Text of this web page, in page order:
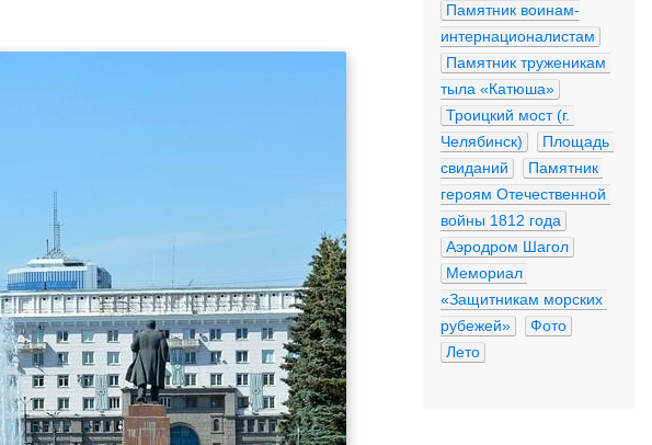
Памятник воинам-
интернационалистам
Памятник труженикам
тыла «Катюша»
Троицкий мост (г.
Челябинск)
Площадь
свиданий
Памятник
героям Отечественной
войны 1812 года
Аэродром Шагол
Мемориал
«Защитникам морских
рубежей»
Фото
Лето